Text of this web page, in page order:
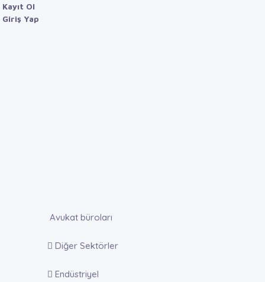
Kayıt Ol
Giriş Yap
Avukat büroları
Diğer Sektörler
Endüstriyel